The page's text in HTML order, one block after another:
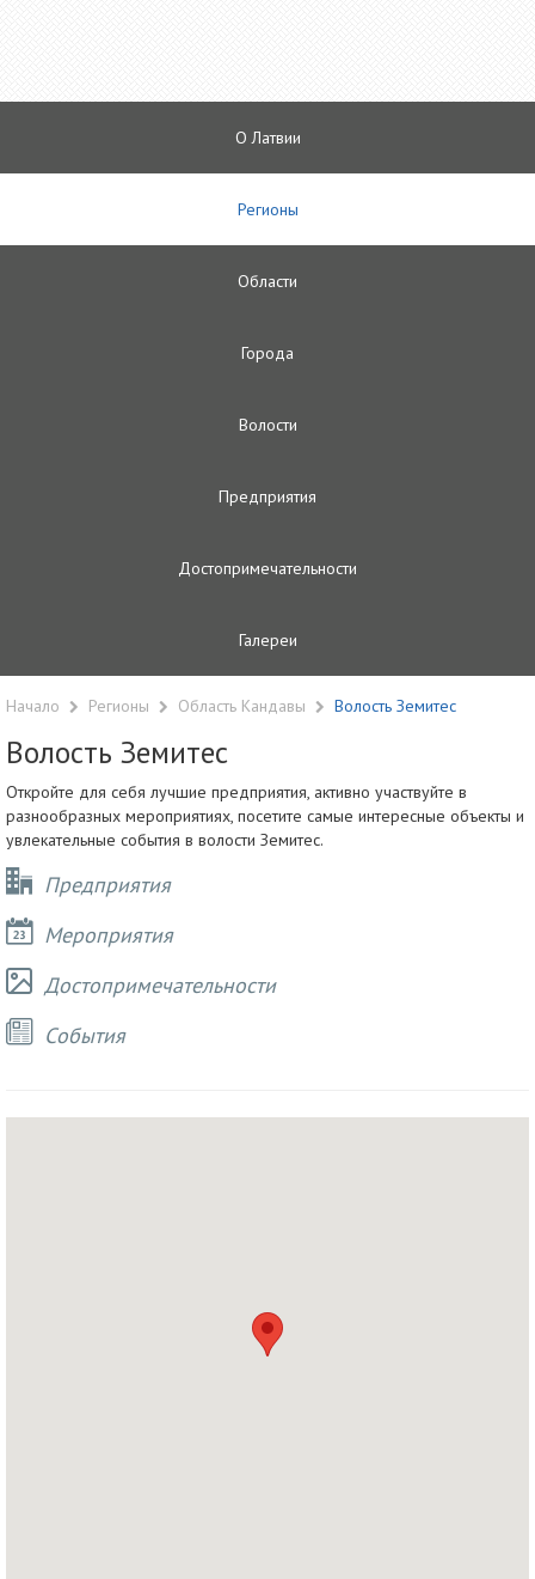
О Латвии
Регионы
Oбласти
Городa
Волости
Предприятия
Достопримечательности
Галереи
Начало Регионы Область Кандавы Волость Земитес
Волость Земитес
Откройте для себя лучшие предприятия, активно участвуйте в
разнообразных мероприятиях, посетите самые интересные объекты и
увлекательные события в волости Земитес.
Предприятия
Мероприятия
Достопримечательности
Cобытия